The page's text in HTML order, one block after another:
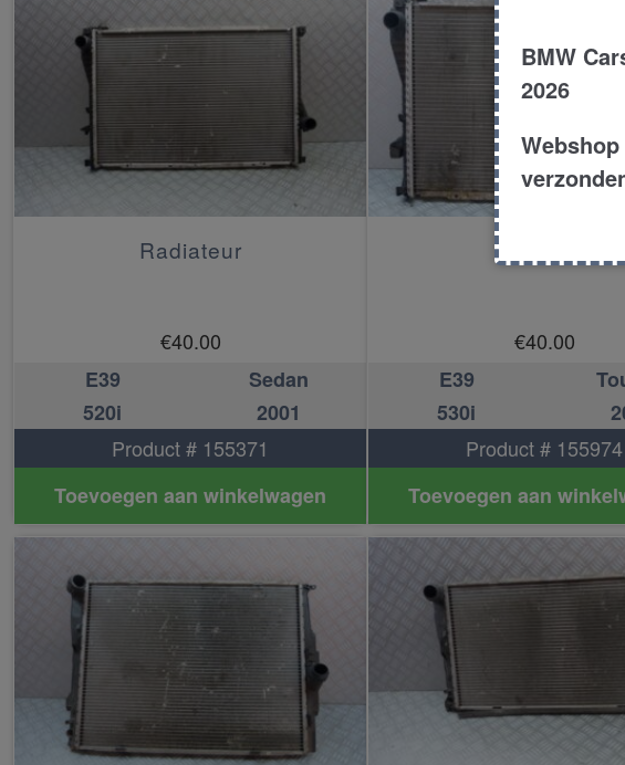
Radiateur
€40.00
E39
Sedan
520i
2001
Product # 155371
Toevoegen aan winkelwagen
Radiateur
€40.00
E39
530i
Product # 155974
Toevoegen aan
BMW
2026